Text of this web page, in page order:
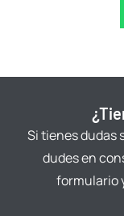
Si tienes dudas
dudes en
formulario